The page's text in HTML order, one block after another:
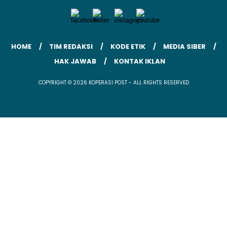
HOME TIM REDAKSI KODE ETIK
MEDIA SIBER
HAK JAWAB
KONTAK IKLAN
COPYRIGHT © 2026 KOPERASI POST - ALL RIGHTS RESERVED